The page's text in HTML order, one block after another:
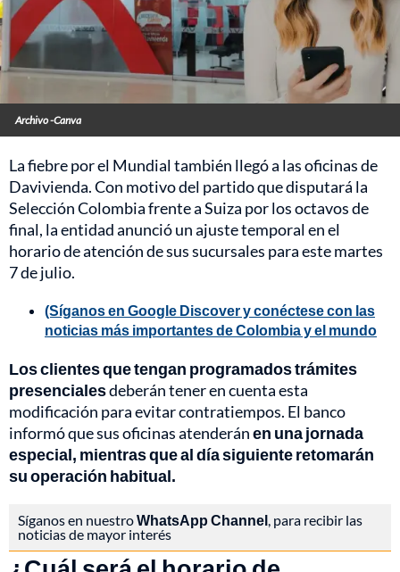
Archivo -Canva
La fiebre por el Mundial también llegó a las oficinas de
Davivienda. Con motivo del partido que disputará la
Selección Colombia frente a Suiza por los octavos de
final, la entidad anunció un ajuste temporal en el
horario de atención de sus sucursales para este martes
7 de julio.
(Síganos en Google Discover y conéctese con las
noticias más importantes de Colombia y el mundo
Los clientes que tengan programados trámites
presencialesdeberán tener en cuenta esta
modificación para evitar contratiempos. El banco
informó que sus oficinas atenderánen una jornada
especial, mientras que al día siguiente retomarán
su operación habitual.
Síganos en nuestroWhatsApp Channel, para recibir las
noticias de mayor interés